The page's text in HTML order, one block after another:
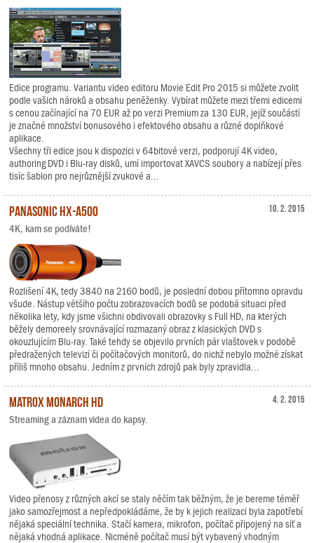
Edice programu. Variantu video editoru Movie Edit Pro 2015 si můžete zvolit
podle vašich nároků a obsahu peněženky. Vybírat můžete mezi třemi edicemi
s cenou začínající na 70 EUR až po verzi Premium za 130 EUR, jejíž součástí
je značné množství bonusového i efektového obsahu a různé doplňkové
aplikace.
Všechny tři edice jsou k dispozici v 64bitové verzi, podporují 4K video,
authoring DVD i Blu-ray disků, umí importovat XAVCS soubory a nabízejí přes
tisíc šablon pro nejrůznější zvukové a...
10. 2. 2015
Panasonic HX-A500
4K, kam se podíváte!
Rozlišení 4K, tedy 3840 na 2160 bodů, je poslední dobou přítomno opravdu
všude. Nástup většího počtu zobrazovacích bodů se podobá situaci před
několika lety, kdy jsme všichni obdivovali obrazovky s Full HD, na kterých
běžely demoreely srovnávající rozmazaný obraz z klasických DVD s
okouzlujícím Blu-ray. Také tehdy se objevilo prvních pár vlaštovek v podobě
předražených televizí či počítačových monitorů, do nichž nebylo možné získat
příliš mnoho obsahu. Jedním z prvních zdrojů pak byly zpravidla...
4. 2. 2015
Matrox Monarch HD
Streaming a záznam videa do kapsy.
Video přenosy z různých akcí se staly něčím tak běžným, že je bereme téměř
jako samozřejmost a nepředpokládáme, že by k jejich realizaci byla zapotřebí
nějaká speciální technika. Stačí kamera, mikrofon, počítač připojený na síť a
nějaká vhodná aplikace. Nicméně počítač musí být vybavený vhodným